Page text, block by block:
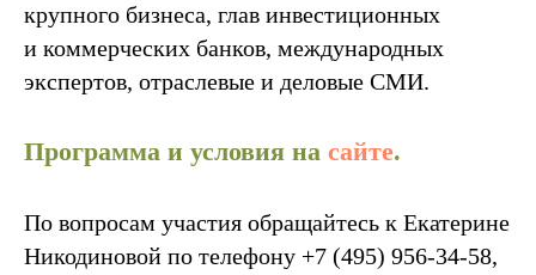
крупного бизнеса, глав инвестиционных
и коммерческих банков, международных
экспертов, отраслевые и деловые СМИ.
Программа и условия на сайте.
По вопросам участия обращайтесь к Екатерине
Никодиновой по телефону +7 (495) 956-34-58,